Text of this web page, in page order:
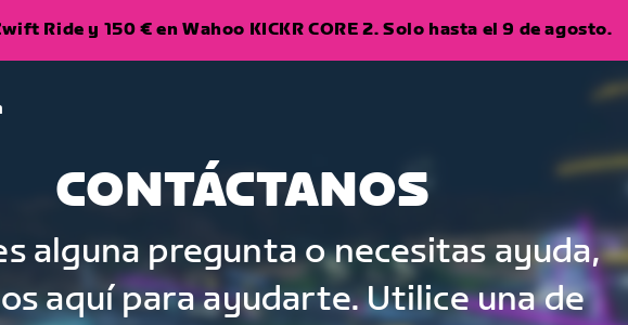
Ride y 150 € en Wahoo KICKR CORE 2. Solo hasta el 9 de agosto.
CONTÁCTANOS
alguna pregunta o necesitas ayuda,
aquí para ayudarte. Utilice una de